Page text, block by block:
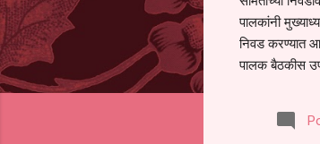
पालकांनी
निवड करण्यात
पालक बैठकीस
समितीची
जालना तसेच